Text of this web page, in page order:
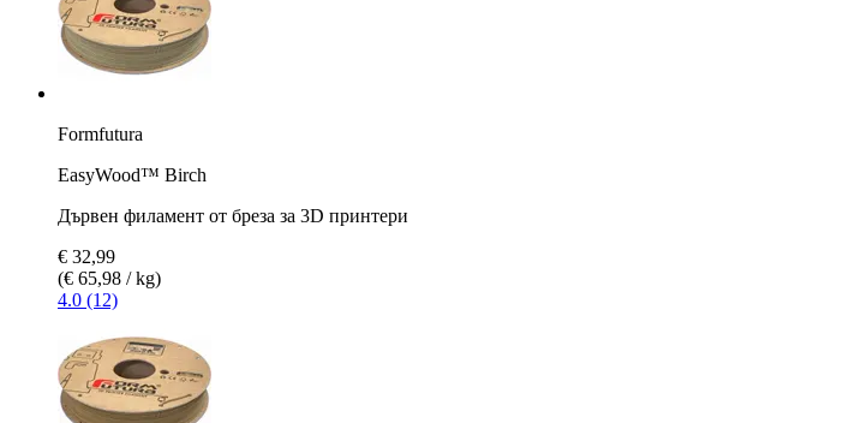
Formfutura
EasyWood™ Birch
Дървен филамент от бреза за 3D принтери
€ 32,99
(€ 65,98 / kg)
4.0 (12)